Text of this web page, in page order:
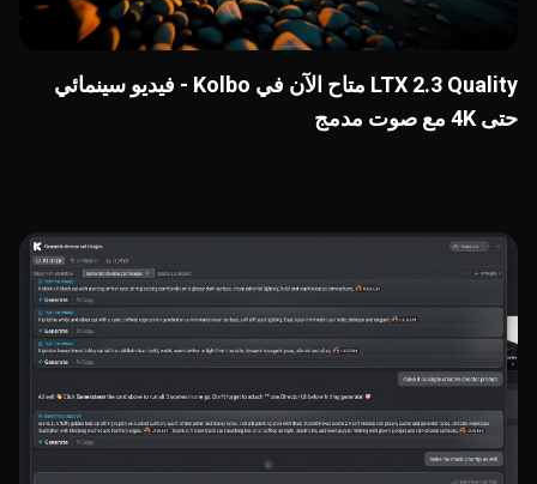
LTX 2.3 Quality متاح الآن في Kolbo - فيديو سينمائي
حتى 4K مع صوت مدمج